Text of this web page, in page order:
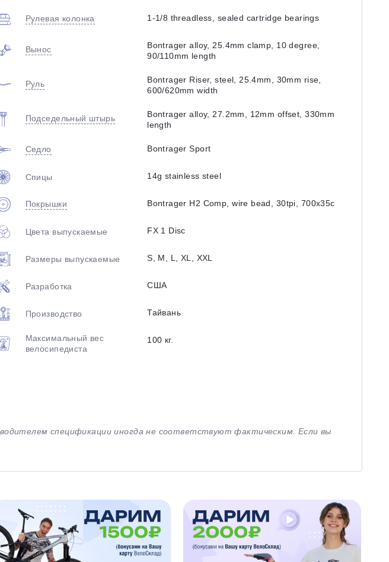
Рулевая колонка 1-1/8 threadless, sealed cartridge bearings
Вынос
Bontrager alloy, 25.4mm clamp, 10 degree,
90/110mm length
Руль
Bontrager Riser, steel, 25.4mm, 30mm rise,
600/620mm width
Подседельный штырь
Bontrager alloy, 27.2mm, 12mm offset, 330mm
length
Седло Bontrager Sport
Спицы 14g stainless steel
Покрышки Bontrager H2 Comp, wire bead, 30tpi, 700x35c
Цвета выпускаемые FX 1 Disc
Размеры выпускаемые S, M, L, XL, XXL
Разработка США
Производство Тайвань
Максимальный вес
велосипедиста
100 кг.
спецификации иногда не соответствуют фактическим. Если вы